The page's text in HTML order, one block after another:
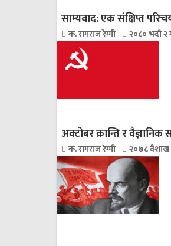
साम्यवाद: एक संक्षिप्त
क. रामराज रेग्मी २०८० भदौ २
अक्टोबर क्रान्ति र
क. रामराज रेग्मी २०७८